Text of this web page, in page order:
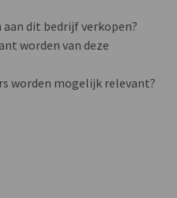
dit bedrijf verkopen?
worden van deze
worden mogelijk relevant?